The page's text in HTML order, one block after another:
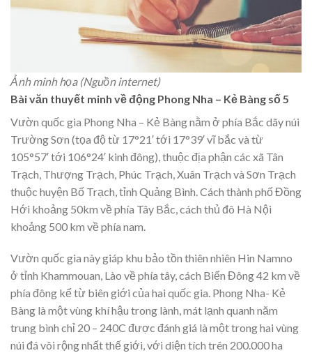
Ảnh minh họa (Nguồn internet)
Bài văn thuyết minh về động Phong Nha – Kẻ Bàng số 5
Vườn quốc gia Phong Nha – Kẻ Bàng nằm ở phía Bắc dãy núi
Trường Sơn (tọa độ từ 17°21′ tới 17°39′ vĩ bắc và từ
105°57′ tới 106°24′ kinh đông), thuộc địa phận các xã Tân
Trạch, Thượng Trạch, Phúc Trạch, Xuân Trạch và Sơn Trạch
thuộc huyện Bố Trạch, tỉnh Quảng Bình. Cách thành phố Đồng
Hới khoảng 50km về phía Tây Bắc, cách thủ đô Hà Nội
khoảng 500 km về phía nam.
Vườn quốc gia này giáp khu bảo tồn thiên nhiên Hin Namno
ở tỉnh Khammouan, Lào về phía tây, cách Biển Đông 42 km về
phía đông kể từ biên giới của hai quốc gia. Phong Nha- Kẻ
Bàng là một vùng khí hậu trong lành, mát lạnh quanh năm
trung bình chỉ 20 – 240C được đánh giá là một trong hai vùng
núi đá vôi rộng nhất thế giới, với diện tích trên 200.000 ha